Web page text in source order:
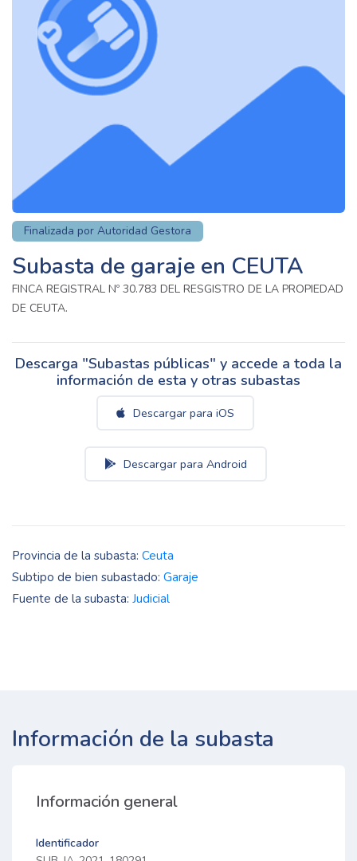
Finalizada por Autoridad Gestora
Subasta de garaje en CEUTA
FINCA REGISTRAL Nº 30.783 DEL RESGISTRO DE LA PROPIEDAD
DE CEUTA.
Descarga "Subastas públicas" y accede a toda la
información de esta y otras subastas
Descargar para iOS
Descargar para Android
Provincia de la subasta: Ceuta
Subtipo de bien subastado: Garaje
Fuente de la subasta: Judicial
Información de la subasta
Información general
Identificador